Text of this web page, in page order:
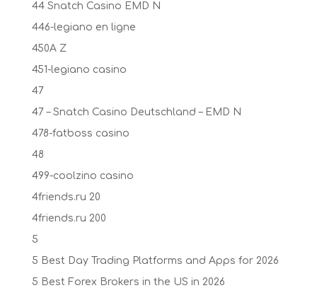
44 Snatch Casino EMD N
446-legiano en ligne
450A Z
451-legiano casino
47
47 – Snatch Casino Deutschland – EMD N
478-fatboss casino
48
499-coolzino casino
4friends.ru 20
4friends.ru 200
5
5 Best Day Trading Platforms and Apps for 2026
5 Best Forex Brokers in the US in 2026